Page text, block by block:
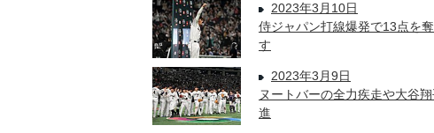
2023年3月10日
侍ジャパン打線爆発で13点を
す
2023年3月9日
ヌートバーの全力疾走や大谷
進